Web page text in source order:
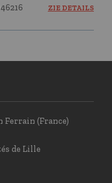
ZIE DETAILS
Ferrain (France)
de Lille